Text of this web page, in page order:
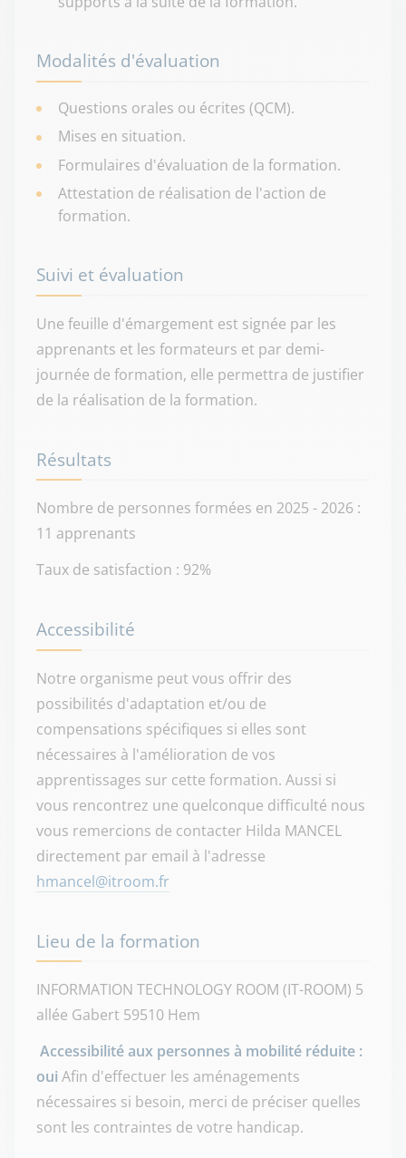
Modalités d'évaluation
Questions orales ou écrites (QCM).
Mises en situation.
Formulaires d'évaluation de la formation.
Attestation de réalisation de l'action de
formation.
Suivi et évaluation
Une feuille d'émargement est signée par les
apprenants et les formateurs et par demi-
journée de formation, elle permettra de justifier
de la réalisation de la formation.
Résultats
Nombre de personnes formées en 2025 - 2026 :
11 apprenants
Taux de satisfaction : 92%
Accessibilité
Notre organisme peut vous offrir des
possibilités d'adaptation et/ou de
compensations spécifiques si elles sont
nécessaires à l'amélioration de vos
apprentissages sur cette formation. Aussi si
vous rencontrez une quelconque difficulté nous
vous remercions de contacter Hilda MANCEL
directement par email à l'adresse
hmancel@itroom.fr
Lieu de la formation
INFORMATION TECHNOLOGY ROOM (IT-ROOM) 5
allée Gabert 59510 Hem
Accessibilité aux personnes à mobilité réduite :
oui Afin d'effectuer les aménagements
nécessaires si besoin, merci de préciser quelles
sont les contraintes de votre handicap.